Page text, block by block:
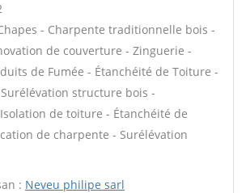
- Charpente traditionnelle bois -
de couverture - Zinguerie -
de Fumée - Étanchéité de Toiture -
structure bois -
de toiture - Étanchéité de
de charpente - Surélévation
: Neveu philipe sarl